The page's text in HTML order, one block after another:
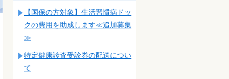
【国保の方対象】生活習慣病ドッ
クの費用を助成します≪追加募集
≫
特定健康診査受診券の配送につい
て